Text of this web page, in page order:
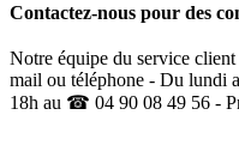
Contactez-nous pour des
Notre équipe du service
mail ou téléphone - Du lundi
18h au ☎ 04 90 08 49 56 -